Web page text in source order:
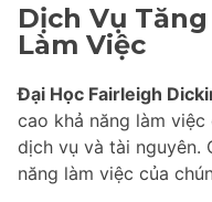
Dịch Vụ
Làm Việc
Đại Học Fairleigh
cao khả năng làm
dịch vụ và tài nguyên.
năng làm việc của